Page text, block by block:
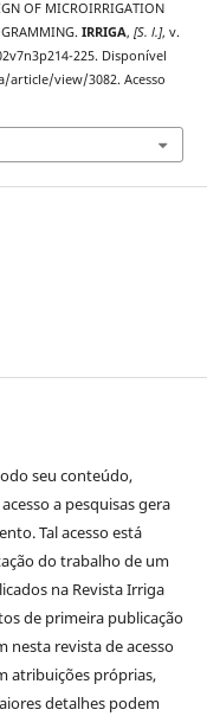
OF MICROIRRIGATION
IRRIGA, [S. l.], v.
225. Disponível
view/3082. Acesso
seu conteúdo,
a pesquisas gera
Tal acesso está
do trabalho de um
na Revista Irriga
de primeira publicação
nesta revista de acesso
atribuições próprias,
detalhes podem